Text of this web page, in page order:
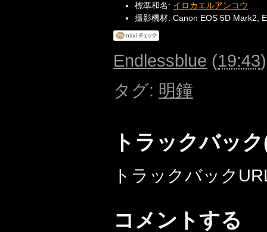
標準和名: イロカエルアンコウ
撮影機材: Canon EOS 5D Mark2,
Endlessblue (19:43
タグ: 明鐘
トラックバッ
トラックバック
コメントする